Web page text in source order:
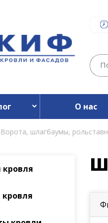
О нас
Ворота, шлагбаумы,
кровля
кровля